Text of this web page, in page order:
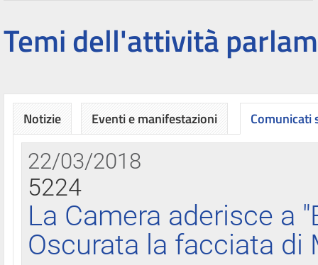
Temi dell'attività
Notizie Eventi e manifestazioni Comunicati
22/03/2018
5224
La Camera aderisce a
Oscurata la facciata di